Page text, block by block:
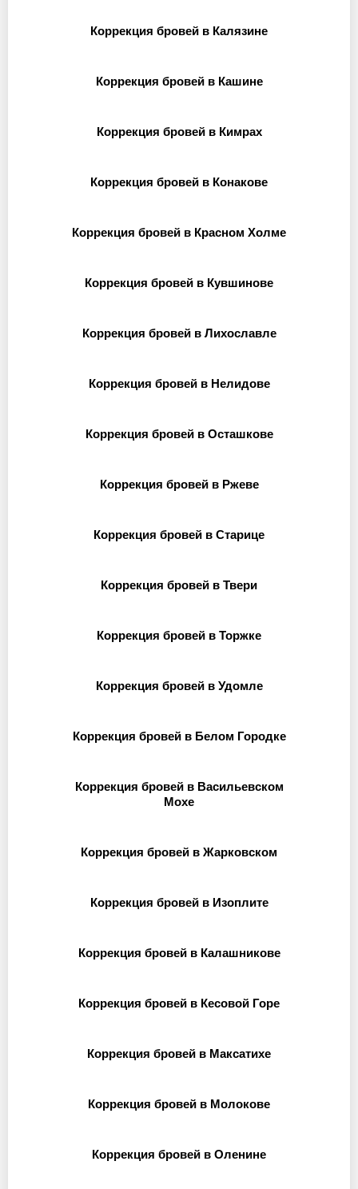
Коррекция бровей в Калязине
Коррекция бровей в Кашине
Коррекция бровей в Кимрах
Коррекция бровей в Конакове
Коррекция бровей в Красном Холме
Коррекция бровей в Кувшинове
Коррекция бровей в Лихославле
Коррекция бровей в Нелидове
Коррекция бровей в Осташкове
Коррекция бровей в Ржеве
Коррекция бровей в Старице
Коррекция бровей в Твери
Коррекция бровей в Торжке
Коррекция бровей в Удомле
Коррекция бровей в Белом Городке
Коррекция бровей в Васильевском
Мохе
Коррекция бровей в Жарковском
Коррекция бровей в Изоплите
Коррекция бровей в Калашникове
Коррекция бровей в Кесовой Горе
Коррекция бровей в Максатихе
Коррекция бровей в Молокове
Коррекция бровей в Оленине